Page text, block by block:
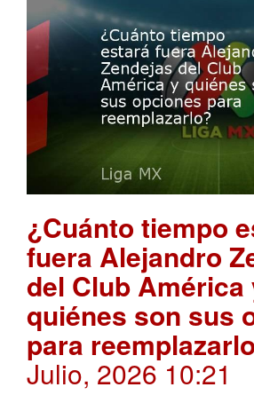
¿Cuánto tiempo
fuera Alejandro
del Club América
quiénes son sus
para
Julio, 2026 10:21